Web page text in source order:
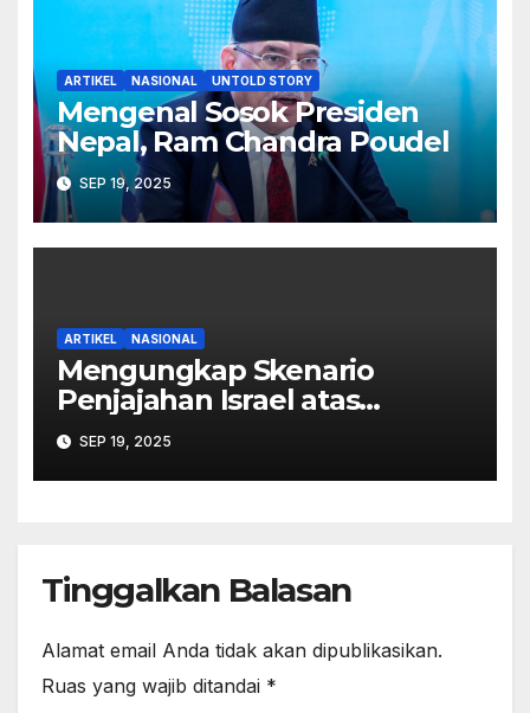
ARTIKEL NASIONAL UNTOLD STORY
Mengenal Sosok Presiden
Nepal, Ram Chandra Poudel
SEP 19, 2025
ARTIKEL NASIONAL
Mengungkap Skenario
Penjajahan Israel atas
Palestina dalam Buku Ilan
Pappé
SEP 19, 2025
Tinggalkan Balasan
Alamat email Anda tidak akan dipublikasikan.
Ruas yang wajib ditandai *